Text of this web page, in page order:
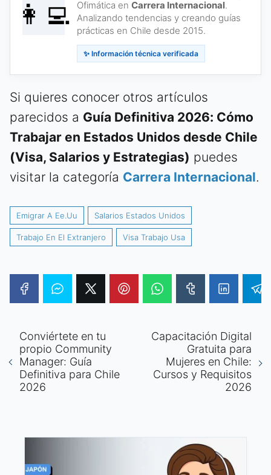
👩‍💻
Ofimática en Carrera Internacional.
Analizando tendencias y creando guías
prácticas en Chile desde 2015.
✨ Información técnica verificada
Si quieres conocer otros artículos
parecidos a Guía Definitiva 2026: Cómo
Trabajar en Estados Unidos desde Chile
(Visa, Salarios y Estrategias) puedes
visitar la categoría Carrera Internacional.
Emigrar A Ee.Uu Salarios Estados Unidos
Trabajo En El Extranjero Visa Trabajo Usa
Conviértete en tu
propio Community
Manager: Guía
Definitiva para Chile
2026
Capacitación Digital
Gratuita para
Mujeres en Chile:
Cursos y Requisitos
2026